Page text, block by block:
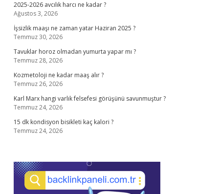
2025-2026 avcılık harcı ne kadar ?
Ağustos 3, 2026
İşsizlik maaşı ne zaman yatar Haziran 2025 ?
Temmuz 30, 2026
Tavuklar horoz olmadan yumurta yapar mı ?
Temmuz 28, 2026
Kozmetoloji ne kadar maaş alır ?
Temmuz 26, 2026
Karl Marx hangi varlık felsefesi görüşünü savunmuştur ?
Temmuz 24, 2026
15 dk kondisyon bisikleti kaç kalori ?
Temmuz 24, 2026